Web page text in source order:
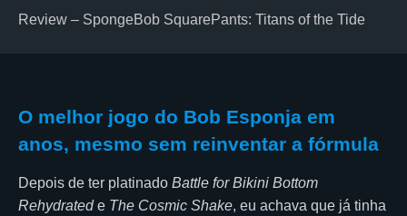
Review – SpongeBob SquarePants: Titans of the Tide
O melhor jogo do Bob Esponja em
anos, mesmo sem reinventar a fórmula
Depois de ter platinado Battle for Bikini Bottom
Rehydratede The Cosmic Shake, eu achava que já tinha